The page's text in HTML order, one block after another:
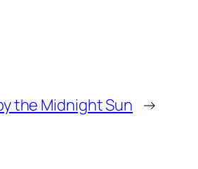
the Midnight Sun →